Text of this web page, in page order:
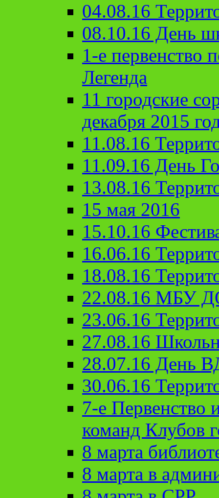
04.08.16
08.10.16 День
1-е первенство
Легенда
11 городские
декабря 2015
11.08.16
11.09.16 День
13.08.16
15 мая 2016
15.10.16
16.06.16
18.08.16
22.08.16 МБУ
23.06.16
27.08.16
28.07.16 День
30.06.16
7-е Первенство
команд Клубов
8 марта
8 марта в